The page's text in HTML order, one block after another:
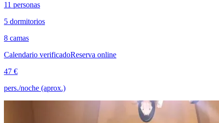
11 personas
5 dormitorios
8 camas
Calendario verificadoReserva online
47 €
pers./noche (aprox.)